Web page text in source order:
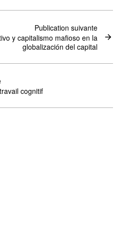
cognitif
Publication suivante
y capitalismo mafioso en la
globalización del capital